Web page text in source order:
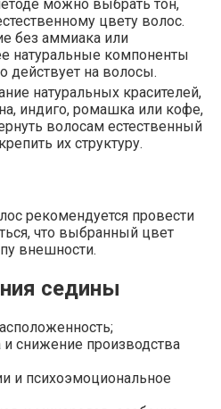
можно выбрать тон,
цвету волос.
без аммиака или
натуральные компоненты
действует на волосы.
натуральных красителей,
индиго, ромашка или кофе,
волосам естественный
их структуру.
рекомендуется провести
что выбранный цвет
внешности.
седины
и снижение производства
и психоэмоциональное